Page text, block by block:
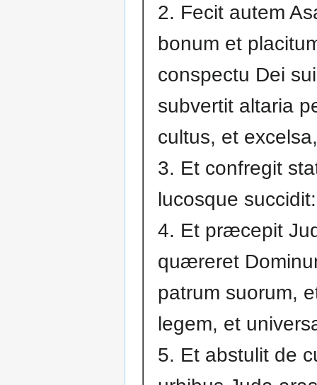
2. Fecit autem
bonum et
conspectu Dei
subvertit altaria
cultus, et excelsa,
3. Et confregit
lucosque succidit:
4. Et præcepit
quæreret
patrum suorum,
legem, et
5. Et abstulit de